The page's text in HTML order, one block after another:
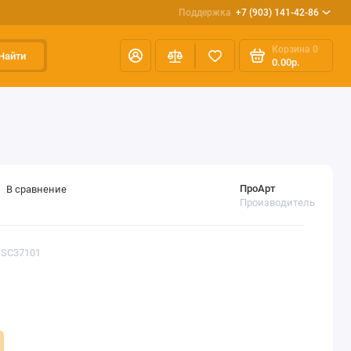
Поддержка +7 (903) 141-42-86
Корзина 0
0.00р.
ПроАрт
Производитель
В сравнение